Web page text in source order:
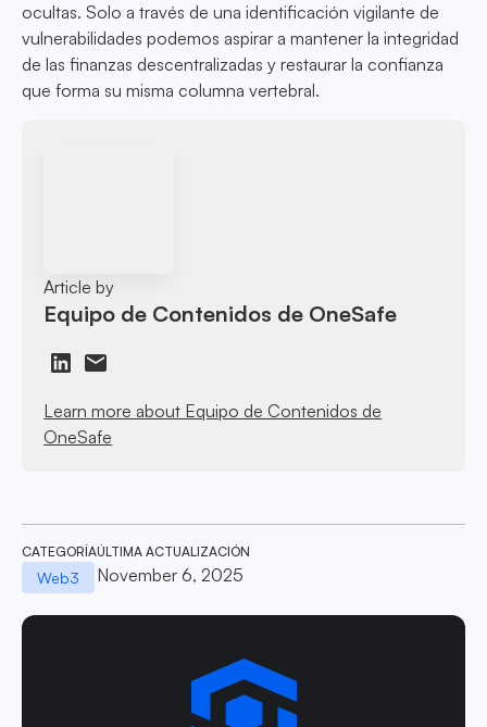
ocultas. Solo a través de una identificación vigilante de
vulnerabilidades podemos aspirar a mantener la integridad
de las finanzas descentralizadas y restaurar la confianza
que forma su misma columna vertebral.
Article by
Equipo de Contenidos de OneSafe
Learn more about Equipo de Contenidos de
OneSafe
CATEGORÍA
Web3
ÚLTIMA ACTUALIZACIÓN
November 6, 2025